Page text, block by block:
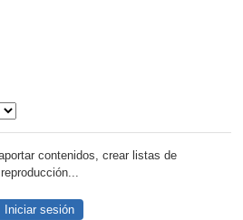
contenidos, crear listas de
reproducción...
Iniciar sesión